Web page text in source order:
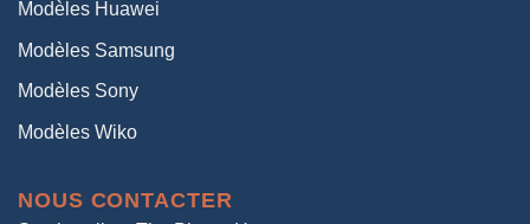
Modèles Huawei
Modèles Samsung
Modèles Sony
Modèles Wiko
NOUS CONTACTER